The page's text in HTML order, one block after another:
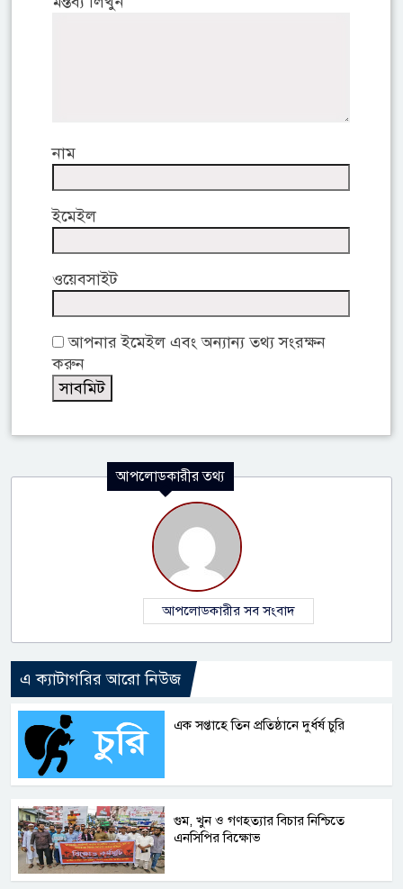
নাম
ইমেইল
ওয়েবসাইট
আপনার ইমেইল এবং অন্যান্য তথ্য সংরক্ষন
করুন
আপলোডকারীর তথ্য
আপলোডকারীর সব সংবাদ
এ ক্যাটাগরির আরো নিউজ
এক সপ্তাহে তিন প্রতিষ্ঠানে দুর্ধর্ষ চুরি
গুম, খুন ও গণহত্যার বিচার নিশ্চিতে
এনসিপির বিক্ষোভ